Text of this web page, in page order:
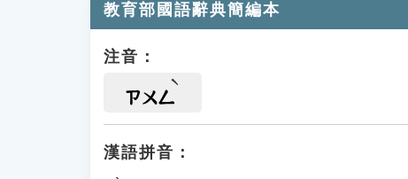
教育部國語辭典簡編本
注音：
ㄗㄨㄥ
漢語拼音：